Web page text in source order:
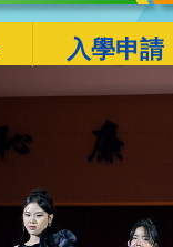
入學申請